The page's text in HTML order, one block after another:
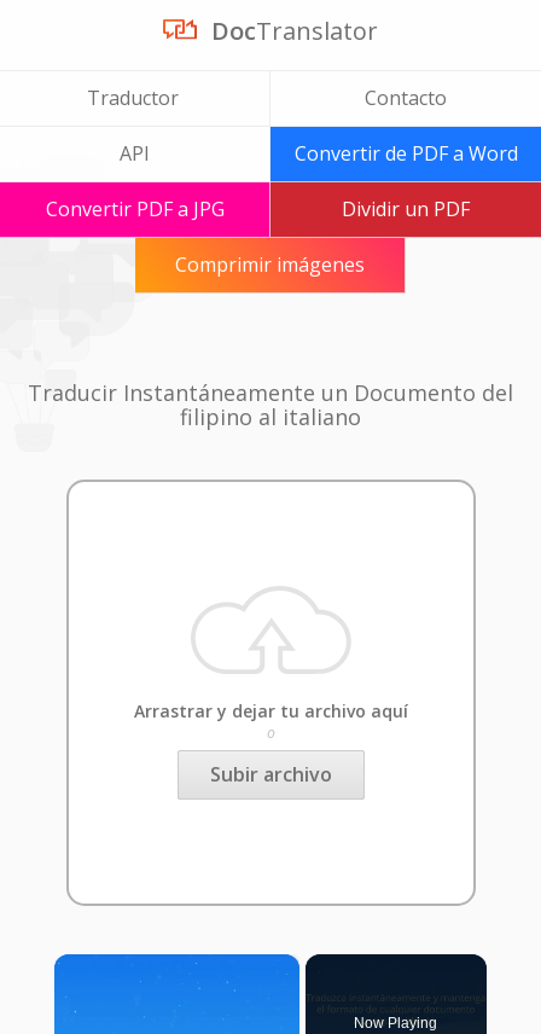
DocTranslator
Traductor Contacto
API Convertir de PDF a Word
Convertir PDF a JPG Dividir un PDF
Comprimir imágenes
Traducir Instantáneamente un Documento del
filipino al italiano
Arrastrar y dejar tu archivo aquí
o
Subir archivo
×
Now Playing